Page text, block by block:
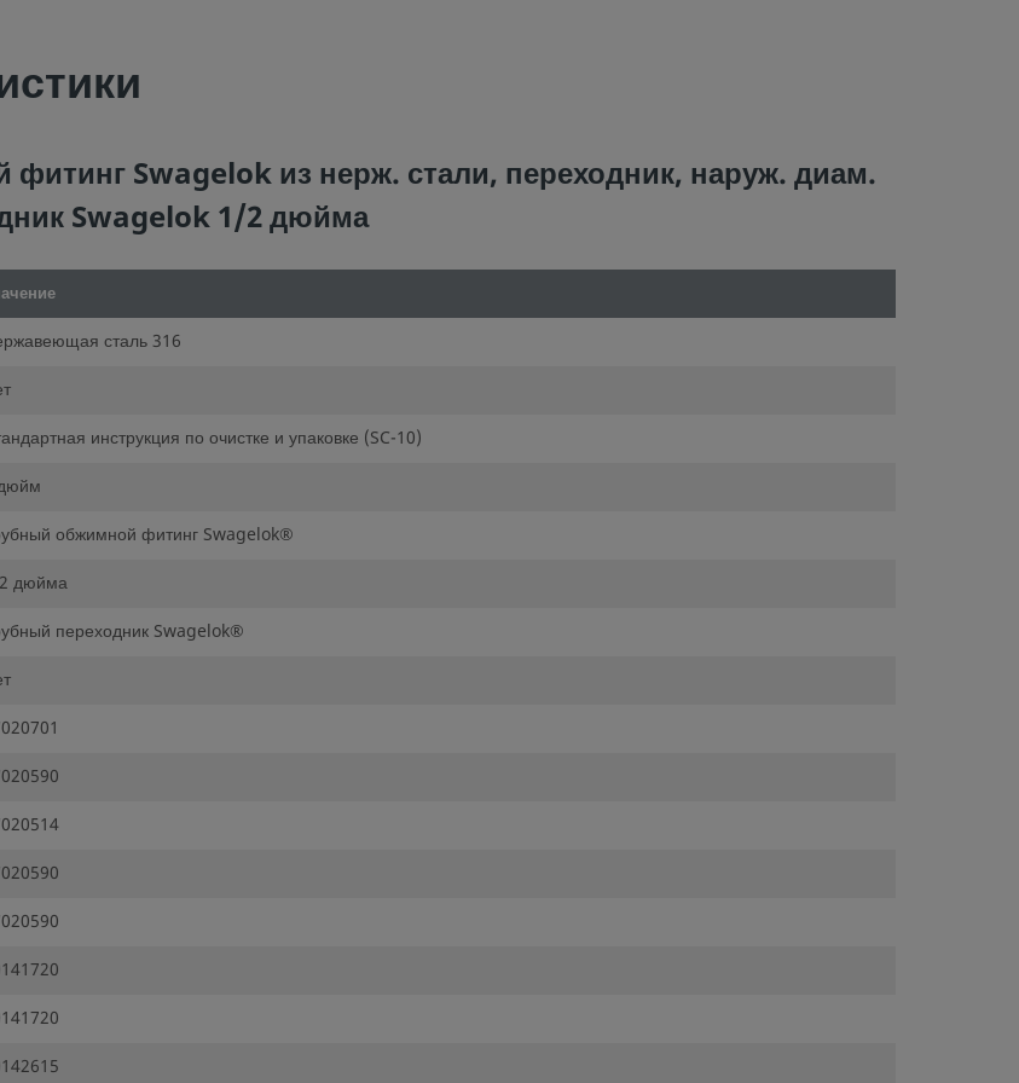
Swagelok из нерж. стали, переходник, наруж. диам.
Swagelok 1/2 дюйма
сталь 316
инструкция по очистке и упаковке (SC-10)
обжимной фитинг Swagelok®
дюйма
переходник Swagelok®